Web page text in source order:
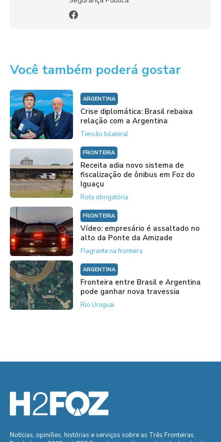
Você também poderá gostar
ARGENTINA
Crise diplomática: Brasil rebaixa
relação com a Argentina
Tensão bilateral
FRONTEIRA
Receita adia novo sistema de
fiscalização de ônibus em Foz do
Iguaçu
Rota obrigatória
FRONTEIRA
Vídeo: empresário é assaltado no
alto da Ponte da Amizade
Flagrante na fronteira
ARGENTINA
Fronteira entre Brasil e Argentina
pode ganhar nova travessia
Rio Uruguai
Notícias, opiniões, histórias e serviços sobre as Três Fronteiras.